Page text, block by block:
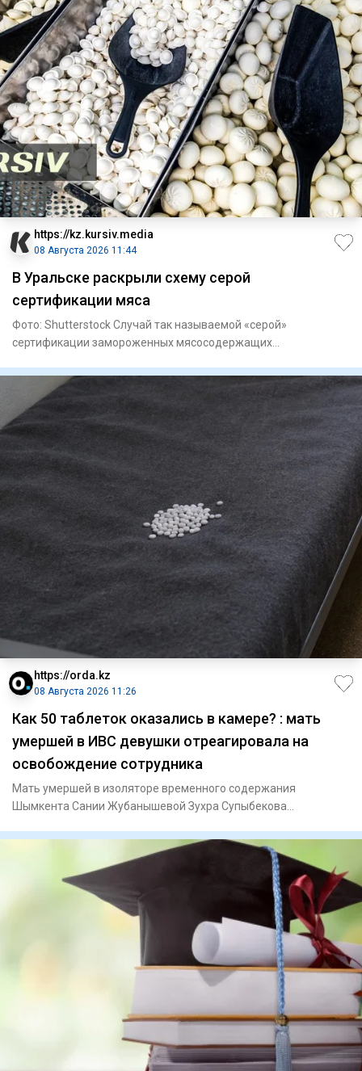
https://kz.kursiv.media
08 Августа 2026 11:44
В Уральске раскрыли схему серой
сертификации мяса
Фото: Shutterstock Случай так называемой «серой»
сертификации замороженных мясосодержащих
https://orda.kz
08 Августа 2026 11:26
Как 50 таблеток оказались в камере? : мать
умершей в ИВС девушки отреагировала на
освобождение сотрудника
Мать умершей в изоляторе временного содержания
Шымкента Сании Жубанышевой Зухра Супыбекова